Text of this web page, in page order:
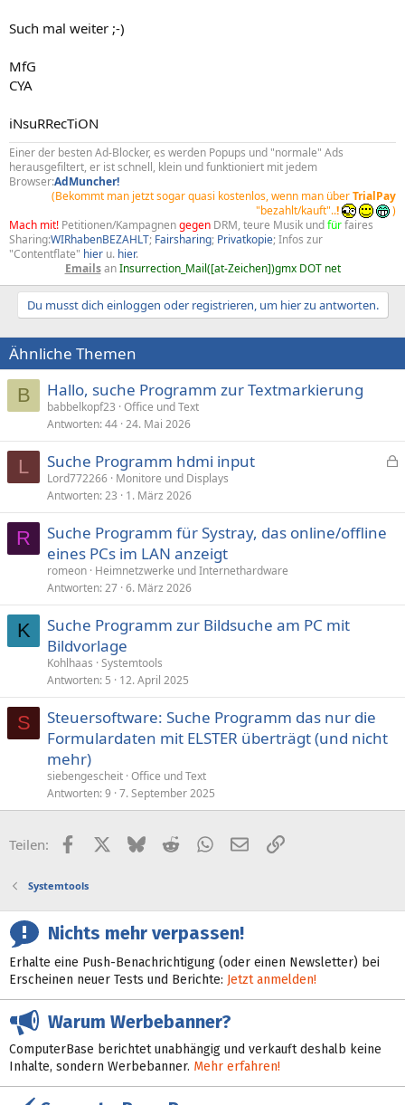
Such mal weiter ;-)
MfG
CYA
iNsuRRecTiON
Einer der besten Ad-Blocker, es werden Popups und "normale" Ads
herausgefiltert, er ist schnell, klein und funktioniert mit jedem
Browser:AdMuncher!
(Bekommt man jetzt sogar quasi kostenlos, wenn man überTrialPay
"bezahlt/kauft"..!
)
Mach mit! Petitionen/Kampagnengegen DRM, teure Musik undfürfaires
Sharing:WIRhabenBEZAHLT; Fairsharing; Privatkopie; Infos zur
"Contentflate" hier u. hier.
EmailsanInsurrection_Mail([at-Zeichen])gmx DOT net
Du musst dich einloggen oder registrieren, um hier zu antworten.
Ähnliche Themen
B Hallo, suche Programm zur Textmarkierung
babbelkopf23 Office und Text
Antworten 44 24. Mai 2026
L
p
Suche Programm hdmi input
Lord772266 Monitore und Displays
Antworten 23 1. März 2026
R
Suche Programm für Systray, das online/offline
eines PCs im LAN anzeigt
romeon Heimnetzwerke und Internethardware
Antworten 27 6. März 2026
K
Suche Programm zur Bildsuche am PC mit
Bildvorlage
Kohlhaas Systemtools
Antworten 5 12. April 2025
S
Steuersoftware: Suche Programm das nur die
Formulardaten mit ELSTER überträgt (und nicht
mehr)
siebengescheit Office und Text
Antworten 9 7. September 2025
Teilen: FacebookX (Twitter)
BlueskyRedditWhatsApp
E-MailLink
Systemtools
Nichts mehr verpassen!
Erhalte eine Push-Benachrichtigung (oder einen Newsletter) bei
Erscheinen neuer Tests und Berichte: Jetzt anmelden!
Warum Werbebanner?
ComputerBase berichtet unabhängig und verkauft deshalb keine
Inhalte, sondern Werbebanner. Mehr erfahren!